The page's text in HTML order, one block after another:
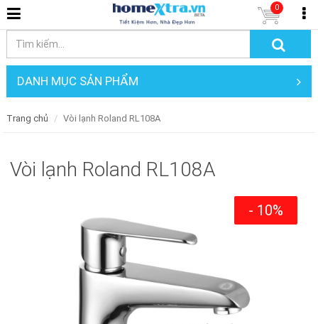
0
DANH MỤC SẢN PHẨM
Trang chủ Vòi lạnh Roland RL108A
Vòi lạnh Roland RL108A
- 10%